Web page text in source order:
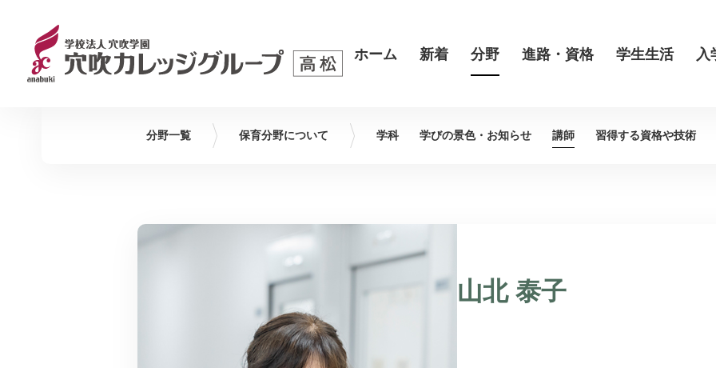
ホーム 新着 分野 進路・資格 学生生活 入
分野一覧 保育分野について 学科 学びの景色・ お知らせ 講師 習得する資格や技術
山北 泰子